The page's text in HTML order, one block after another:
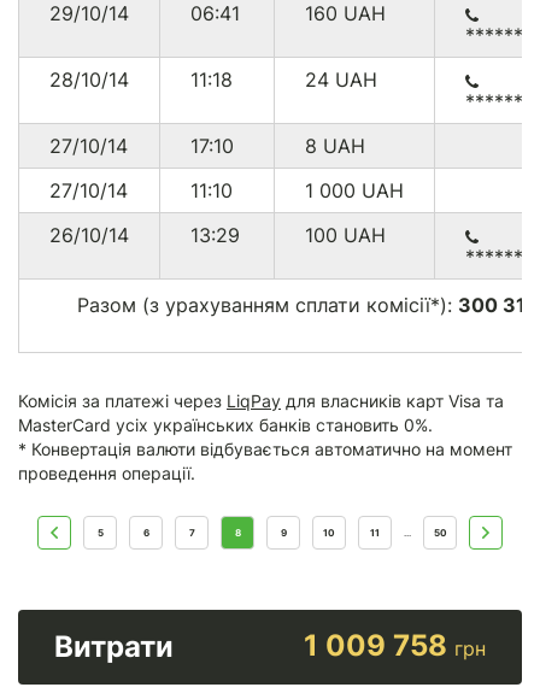
29/10/14
06:41 160 UAH
28/10/14
11:18 24 UAH
27/10/14
17:10 8 UAH
27/10/14
11:10 1 000 UAH
26/10/14
13:29 100 UAH
Разом (з урахуванням сплати комісії*): 300
Комісія за платежі через LiqPay для власників карт Visa та
MasterCard усіх українських банків становить 0%.
* Конвертація валюти відбувається автоматично на момент
проведення операції.
5 6 7 8 9 10 11 ... 50
Витрати 1 009 758 грн